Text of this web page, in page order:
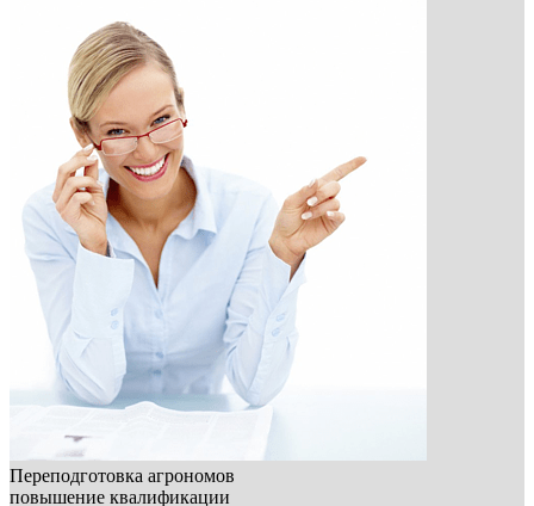
Переподготовка агрономов
повышение квалификации